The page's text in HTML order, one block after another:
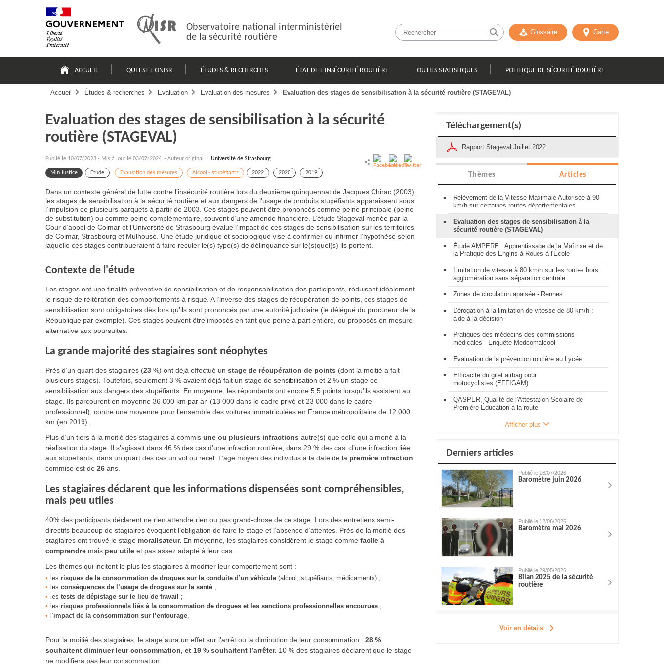
Observatoire national interministériel
de la sécurité routière
Glossaire Carte
principale
ACCUEIL QUI EST L'ONISR ÉTUDES & RECHERCHES ÉTAT DE L'INSÉCURITÉ ROUTIÈRE OUTILS STATISTIQUES POLITIQUE DE SÉCURITÉ ROUTIÈRE
Accueil Études & recherches Evaluation Evaluation des mesures Evaluation des stages de sensibilisation à la sécurité routière (STAGEVAL)
Evaluation des stages de sensibilisation à la sécurité
routière (STAGEVAL)
Publié le 10/07/2023 - Mis à jour le 03/07/2024 - Auteur original : Université de Strasbourg
Min Justice Etude Evaluation des mesures Alcool - stupéfiants 2022 2020 2019
Dans un contexte général de lutte contre l’insécurité routière lors du deuxième quinquennat de Jacques Chirac (2003),
les stages de sensibilisation à la sécurité routière et aux dangers de l’usage de produits stupéfiants apparaissent sous
l’impulsion de plusieurs parquets à partir de 2003. Ces stages peuvent être prononcés comme peine principale (peine
de substitution) ou comme peine complémentaire, souvent d’une amende financière. L’étude Stageval menée par la
Cour d’appel de Colmar et l’Université de Strasbourg évalue l’impact de ces stages de sensibilisation sur les territoires
de Colmar, Strasbourg et Mulhouse. Une étude juridique et sociologique vise à confirmer ou infirmer l’hypothèse selon
laquelle ces stages contribueraient à faire reculer le(s) type(s) de délinquance sur le(s)quel(s) ils portent.
Contexte de l'étude
Les stages ont une finalité préventive de sensibilisation et de responsabilisation des participants, réduisant idéalement
le risque de réitération des comportements à risque. A l’inverse des stages de récupération de points, ces stages de
sensibilisation sont obligatoires dès lors qu’ils sont prononcés par une autorité judiciaire (le délégué du procureur de la
République par exemple). Ces stages peuvent être imposés en tant que peine à part entière, ou proposés en mesure
alternative aux poursuites.
La grande majorité des stagiaires sont néophytes
Près d’un quart des stagiaires (23 %) ont déjà effectué un stage de récupération de points (dont la moitié a fait
plusieurs stages). Toutefois, seulement 3 % avaient déjà fait un stage de sensibilisation et 2 % un stage de
sensibilisation aux dangers des stupéfiants. En moyenne, les répondants ont encore 5,5 points lorsqu’ils assistent au
stage. Ils parcourent en moyenne 36 000 km par an (13 000 dans le cadre privé et 23 000 dans le cadre
professionnel), contre une moyenne pour l’ensemble des voitures immatriculées en France métropolitaine de 12 000
km (en 2019).
Plus d’un tiers à la moitié des stagiaires a commis une ou plusieurs infractions autre(s) que celle qui a mené à la
réalisation du stage. Il s’agissait dans 46 % des cas d’une infraction routière, dans 29 % des cas d’une infraction liée
aux stupéfiants, dans un quart des cas un vol ou recel. L’âge moyen des individus à la date de la première infraction
commise est de 26 ans.
Les stagiaires déclarent que les informations dispensées sont compréhensibles,
mais peu utiles
40% des participants déclarent ne rien attendre rien ou pas grand-chose de ce stage. Lors des entretiens semi-
directifs beaucoup de stagiaires évoquent l’obligation de faire le stage et l’absence d’attentes. Près de la moitié des
stagiaires ont trouvé le stage moralisateur. En moyenne, les stagiaires considèrent le stage comme facile à
comprendre mais peu utile et pas assez adapté à leur cas.
Les thèmes qui incitent le plus les stagiaires à modifier leur comportement sont :
les risques de la consommation de drogues sur la conduite d’un véhicule (alcool, stupéfiants, médicaments) ;
les conséquences de l’usage de drogues sur la santé ;
les tests de dépistage sur le lieu de travail
;
les risques professionnels liés à la consommation de drogues et les sanctions professionnelles encourues ;
l’impact de la consommation sur l’entourage.
Pour la moitié des stagiaires, le stage aura un effet sur l’arrêt ou la diminution de leur consommation : 28 %
souhaitent diminuer leur consommation, et 19 % souhaitent l’arrêter. 10 % des stagiaires déclarent que le stage
ne modifiera pas leur consommation.
Téléchargement(s)
Rapport Stageval Juillet 2022
Thèmes Articles
Relèvement de la Vitesse Maximale Autorisée à 90
km/h sur certaines routes départementales
Evaluation des stages de sensibilisation à la
sécurité routière (STAGEVAL)
Étude AMPERE : Apprentissage de la Maîtrise et de
la Pratique des Engins à Roues à l'École
Limitation de vitesse à 80 km/h sur les routes hors
agglomération sans séparation centrale
Zones de circulation apaisée - Rennes
Dérogation à la limitation de vitesse de 80 km/h :
aide à la décision
Pratiques des médecins des commissions
médicales - Enquête Medcomalcool
Evaluation de la prévention routière au Lycée
Efficacité du gilet airbag pour
motocyclistes (EFFIGAM)
QASPER, Qualité de l'Attestation Scolaire de
Première Éducation à la route
Afficher plus
Derniers articles
Publié le 16/07/2026
Baromètre juin 2026
Publié le 12/06/2026
Baromètre mai 2026
Publié le 29/05/2026
Bilan 2025 de la sécurité
routière
Voir en détails